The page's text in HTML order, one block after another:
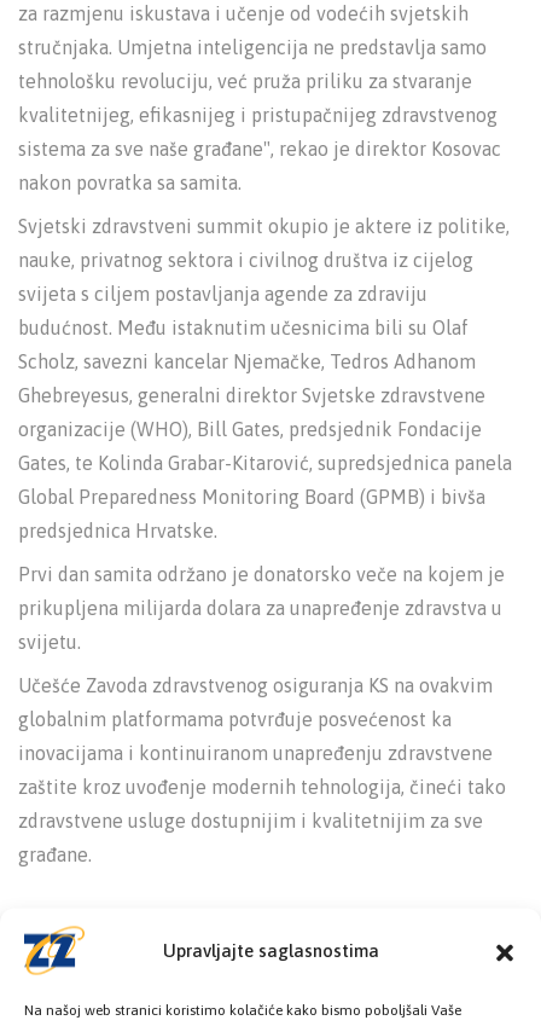
Upravljajte saglasnostima
Na našoj web stranici koristimo kolačiće kako bismo poboljšali Vaše
za razmjenu iskustava i učenje od vodećih svjetskih
stručnjaka. Umjetna inteligencija ne predstavlja samo
tehnološku revoluciju, već pruža priliku za stvaranje
kvalitetnijeg, efikasnijeg i pristupačnijeg zdravstvenog
sistema za sve naše građane", rekao je direktor Kosovac
nakon povratka sa samita.
Svjetski zdravstveni summit okupio je aktere iz politike,
nauke, privatnog sektora i civilnog društva iz cijelog
svijeta s ciljem postavljanja agende za zdraviju
budućnost. Među istaknutim učesnicima bili su Olaf
Scholz, savezni kancelar Njemačke, Tedros Adhanom
Ghebreyesus, generalni direktor Svjetske zdravstvene
organizacije (WHO), Bill Gates, predsjednik Fondacije
Gates, te Kolinda Grabar-Kitarović, supredsjednica panela
Global Preparedness Monitoring Board (GPMB) i bivša
predsjednica Hrvatske.
Prvi dan samita održano je donatorsko veče na kojem je
prikupljena milijarda dolara za unapređenje zdravstva u
svijetu.
Učešće Zavoda zdravstvenog osiguranja KS na ovakvim
globalnim platformama potvrđuje posvećenost ka
inovacijama i kontinuiranom unapređenju zdravstvene
zaštite kroz uvođenje modernih tehnologija, čineći tako
zdravstvene usluge dostupnijim i kvalitetnijim za sve
građane.